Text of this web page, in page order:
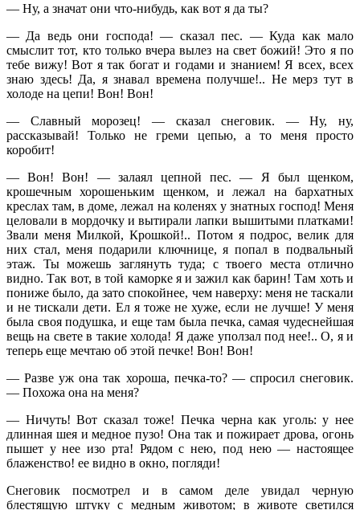
— Ну, а значат они что-нибудь, как вот я да ты?
— Да ведь они господа! — сказал пес. — Куда как мало
смыслит тот, кто только вчера вылез на свет божий! Это я по
тебе вижу! Вот я так богат и годами и знанием! Я всех, всех
знаю здесь! Да, я знавал времена получше!.. Не мерз тут в
холоде на цепи! Вон! Вон!
— Славный морозец! — сказал снеговик. — Ну, ну,
рассказывай! Только не греми цепью, а то меня просто
коробит!
— Вон! Вон! — залаял цепной пес. — Я был щенком,
крошечным хорошеньким щенком, и лежал на бархатных
креслах там, в доме, лежал на коленях у знатных господ! Меня
целовали в мордочку и вытирали лапки вышитыми платками!
Звали меня Милкой, Крошкой!.. Потом я подрос, велик для
них стал, меня подарили ключнице, я попал в подвальный
этаж. Ты можешь заглянуть туда; с твоего места отлично
видно. Так вот, в той каморке я и зажил как барин! Там хоть и
пониже было, да зато спокойнее, чем наверху: меня не таскали
и не тискали дети. Ел я тоже не хуже, если не лучше! У меня
была своя подушка, и еще там была печка, самая чудеснейшая
вещь на свете в такие холода! Я даже уползал под нее!.. О, я и
теперь еще мечтаю об этой печке! Вон! Вон!
— Разве уж она так хороша, печка-то? — спросил снеговик.
— Похожа она на меня?
— Ничуть! Вот сказал тоже! Печка черна как уголь: у нее
длинная шея и медное пузо! Она так и пожирает дрова, огонь
пышет у нее изо рта! Рядом с нею, под нею — настоящее
блаженство! ее видно в окно, погляди!
Снеговик посмотрел и в самом деле увидал черную
блестящую штуку с медным животом; в животе светился